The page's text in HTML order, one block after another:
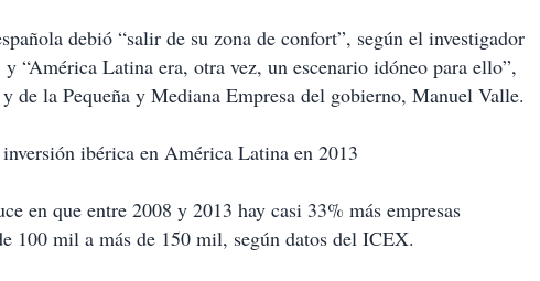
debió “salir de su zona de confort”, según el investigador
“América Latina era, otra vez, un escenario idóneo para ello”,
de la Pequeña y Mediana Empresa del gobierno, Manuel Valle.
ibérica en América Latina en 2013
en que entre 2008 y 2013 hay casi 33% más empresas
100 mil a más de 150 mil, según datos del ICEX.